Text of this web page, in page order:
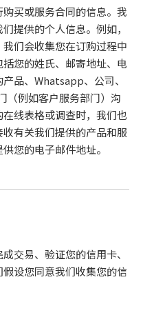
买或服务合同的信息。我
提供的个人信息。例如，
们会收集您在订购过程中
您的姓氏、邮寄地址、电
品、Whatsapp、公司、
（例如客户服务部门）沟
线表格或调查时，我们也
有关我们提供的产品和服
您的电子邮件地址。
交易、验证您的信用卡、
设您同意我们收集您的信